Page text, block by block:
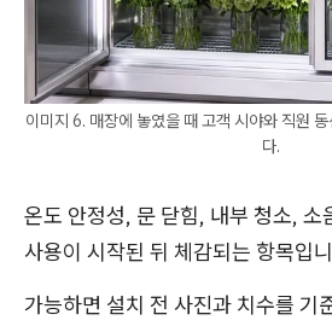
이미지 6. 매장에 놓였을 때 고객 시야와 직원
다.
온도 안정성, 문 닫힘, 내부 청소, 소
사용이 시작된 뒤 체감되는 항목입
가능하면 설치 전 사진과 치수를 기